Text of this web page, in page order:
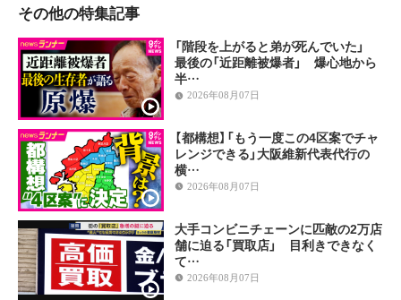
その他の特集記事
「階段を上がると弟が死んでいた」
最後の「近距離被爆者」 爆心地から
半…
2026年08月07日
【都構想】「もう一度この4区案でチャ
レンジできる」大阪維新代表代行の
横…
2026年08月07日
大手コンビニチェーンに匹敵の2万店
舗に迫る「買取店」 目利きできなく
て…
2026年08月07日